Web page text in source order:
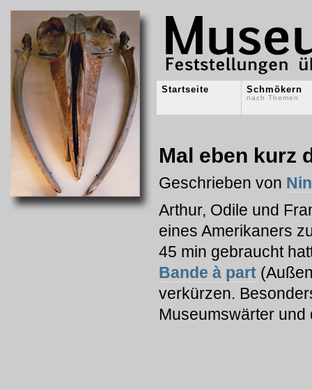
Startseite Schmökern
nach Themen
Mal eben kurz
Geschrieben von
Arthur, Odile und
eines Amerikaners
45 min gebraucht
Bande à part
verkürzen.
Museumswärter und